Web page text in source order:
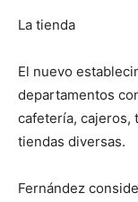
La tienda
El nuevo
departamentos
cafetería, cajeros,
tiendas diversas.
Fernández